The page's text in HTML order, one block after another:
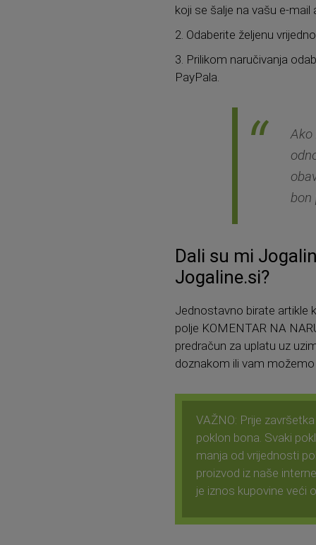
koji se šalje na vašu e-mail
2. Odaberite željenu
3. Prilikom naručivanja
PayPala.
Ako
bon
Dali su mi
Jogaline.si?
Jednostavno birate artikle
polje KOMENTAR NA
predračun za uplatu uz
doznakom ili vam
VAŽNO: Prije
poklon bona. Svaki
manja od vrijednosti
proizvod iz naše
je iznos kupovine veći